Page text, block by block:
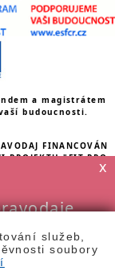
služeb,
soubory
x
a magistrátem
budoucnosti.
FINANCOVÁN
PROJEKTU "FIT PRO
SOCIÁLNÍM